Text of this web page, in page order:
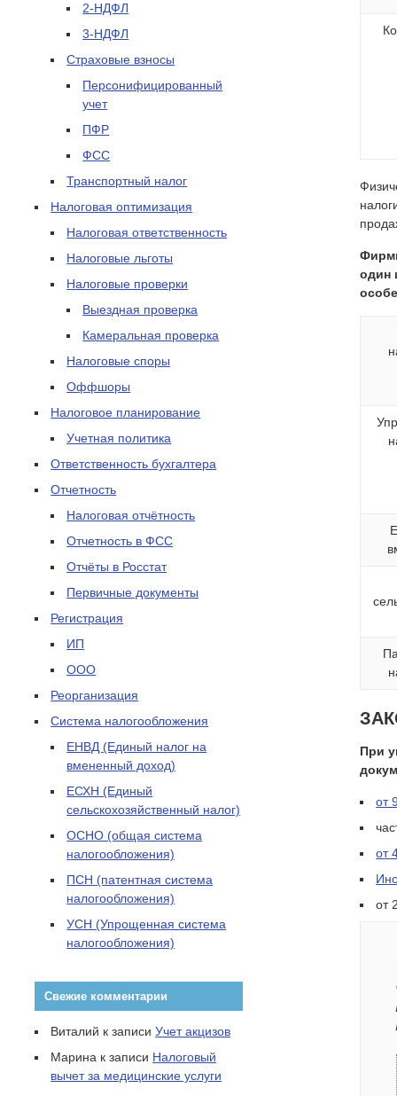
2-НДФЛ
3-НДФЛ
Страховые взносы
Персонифицированный
учет
ПФР
ФСС
Транспортный налог
Налоговая оптимизация
Налоговая ответственность
Налоговые льготы
Налоговые проверки
Выездная проверка
Камеральная проверка
Налоговые споры
Оффшоры
Налоговое планирование
Учетная политика
Ответственность бухгалтера
Отчетность
Налоговая отчётность
Отчетность в ФСС
Отчёты в Росстат
Первичные документы
Регистрация
ИП
ООО
Реорганизация
Система налогообложения
ЕНВД (Единый налог на
вмененный доход)
ЕСХН (Единый
сельскохозяйственный налог)
ОСНО (общая система
налогообложения)
ПСН (патентная система
налогообложения)
УСН (Упрощенная система
налогообложения)
Свежие комментарии
Виталий к записиУчет акцизов
Марина к записи Налоговый
вычет за медицинские услуги
один
При
от
от
от